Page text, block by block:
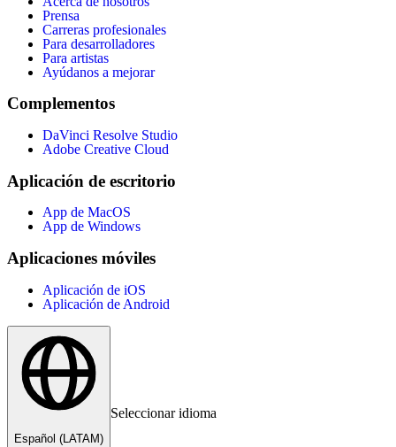
Prensa
Carreras profesionales
Para desarrolladores
Para artistas
Ayúdanos a mejorar
Complementos
DaVinci Resolve Studio
Adobe Creative Cloud
Aplicación de escritorio
App de MacOS
App de Windows
Aplicaciones móviles
Aplicación de iOS
Aplicación de Android
Español (LATAM)
Seleccionar idioma